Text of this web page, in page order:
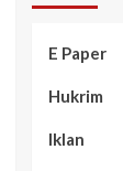
E Paper
Hukrim
Iklan